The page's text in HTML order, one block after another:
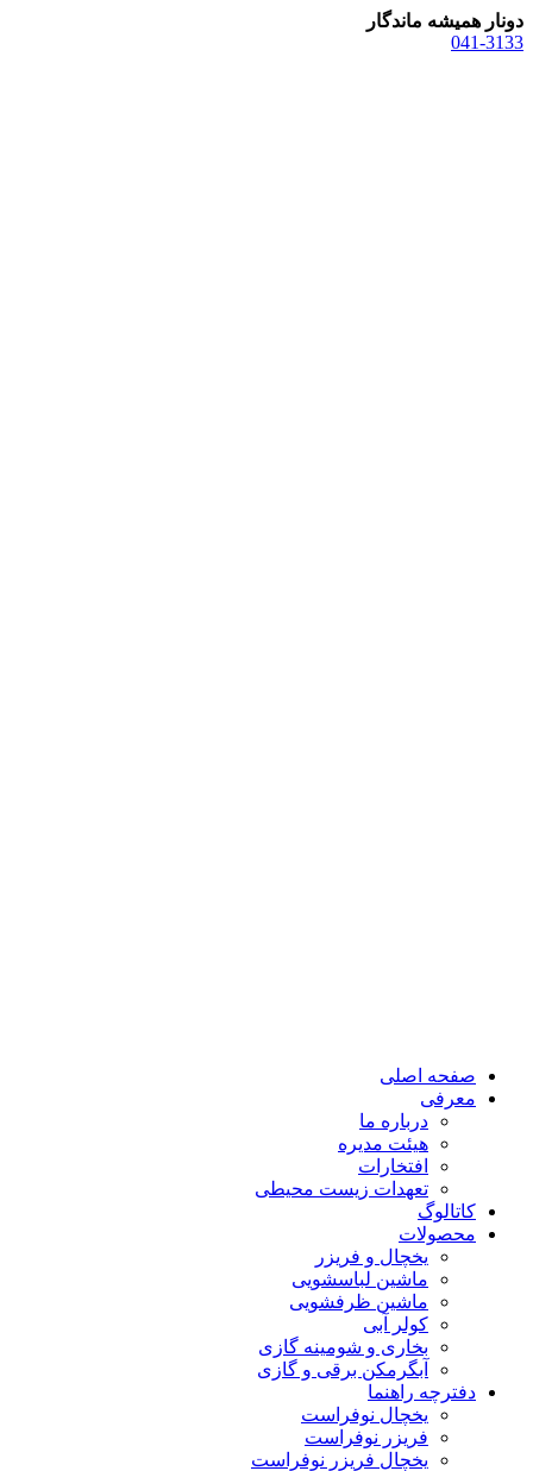
دونار همیشه ماندگار
041-3133
صفحه اصلی
معرفی
درباره ما
هیئت مدیره
افتخارات
تعهدات زیست محیطی
کاتالوگ
محصولات
یخچال و فریزر
ماشین لباسشویی
ماشین ظرفشویی
کولر آبی
بخاری و شومینه گازی
آبگرمکن برقی و گازی
دفترچه راهنما
یخچال نوفراست
فریزر نوفراست
یخچال فریزر نوفراست